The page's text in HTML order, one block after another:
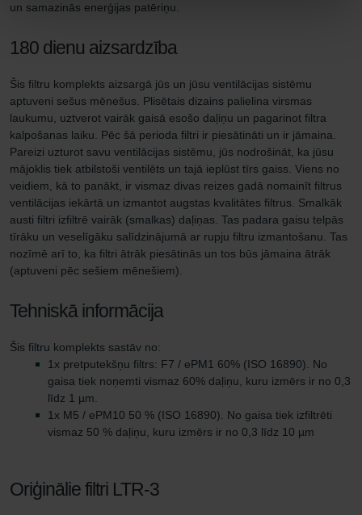
un samazinās enerģijas patēriņu.
180 dienu aizsardzība
Šis filtru komplekts aizsargā jūs un jūsu ventilācijas sistēmu
aptuveni sešus mēnešus. Plisētais dizains palielina virsmas
laukumu, uztverot vairāk gaisā esošo daļiņu un pagarinot filtra
kalpošanas laiku. Pēc šā perioda filtri ir piesātināti un ir jāmaina.
Pareizi uzturot savu ventilācijas sistēmu, jūs nodrošināt, ka jūsu
mājoklis tiek atbilstoši ventilēts un tajā ieplūst tīrs gaiss. Viens no
veidiem, kā to panākt, ir vismaz divas reizes gadā nomainīt filtrus
ventilācijas iekārtā un izmantot augstas kvalitātes filtrus. Smalkāk
austi filtri izfiltrē vairāk (smalkas) daļiņas. Tas padara gaisu telpās
tīrāku un veselīgāku salīdzinājumā ar rupju filtru izmantošanu. Tas
nozīmē arī to, ka filtri ātrāk piesātinās un tos būs jāmaina ātrāk
(aptuveni pēc sešiem mēnešiem).
Tehniskā informācija
Šis filtru komplekts sastāv no:
1x pretputekšņu filtrs: F7 / ePM1 60% (ISO 16890). No
gaisa tiek noņemti vismaz 60% daļiņu, kuru izmērs ir no 0,3
līdz 1 µm.
1x M5 / ePM10 50 % (ISO 16890). No gaisa tiek izfiltrēti
vismaz 50 % daļiņu, kuru izmērs ir no 0,3 līdz 10 µm
Oriģinālie filtri LTR-3